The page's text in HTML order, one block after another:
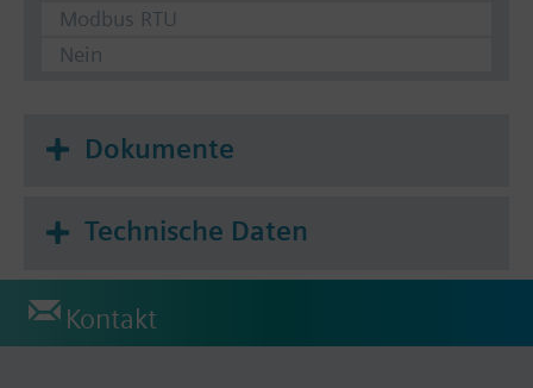
Modbus RTU
Nein
Dokumente
Technische Daten
Kontakt